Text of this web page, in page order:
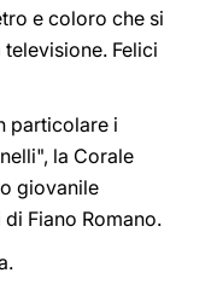
e coloro che si
Felici
particolare i
la Corale
giovanile
Fiano Romano.